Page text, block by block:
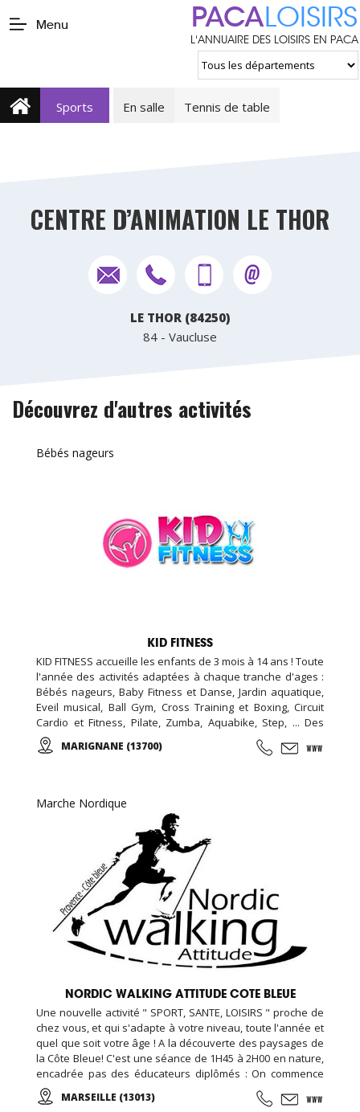
Menu PACALOISIRS
L'ANNUAIRE DES LOISIRS EN PACA
Sports En salle Tennis de table
CENTRE D’ANIMATION LE THOR
LE THOR (84250)
84 - Vaucluse
Découvrez d'autres activités
Bébés nageurs
KID FITNESS
KID FITNESS accueille les enfants de 3 mois à 14 ans ! Toute
l'année des activités adaptées à chaque tranche d'ages :
Bébés nageurs, Baby Fitness et Danse, Jardin aquatique,
Eveil musical, Ball Gym, Cross Training et Boxing, Circuit
Cardio et Fitness, Pilate, Zumba, Aquabike, Step, ... Des
Stages Sportifs pendant les vacances, des Garderies
Sportives qui suivent les rythmes scolaires,... Des
MARIGNANE (13700)
Marche Nordique
NORDIC WALKING ATTITUDE COTE BLEUE
Une nouvelle activité " SPORT, SANTE, LOISIRS " proche de
chez vous, et qui s'adapte à votre niveau, toute l'année et
quel que soit votre âge ! A la découverte des paysages de
la Côte Bleue! C'est une séance de 1H45 à 2H00 en nature,
encadrée pas des éducateurs diplômés : On commence
par un échauffement musculaire et articulaire, puis place à
la marche et sa technique en alternant des phases plus
MARSEILLE (13013)